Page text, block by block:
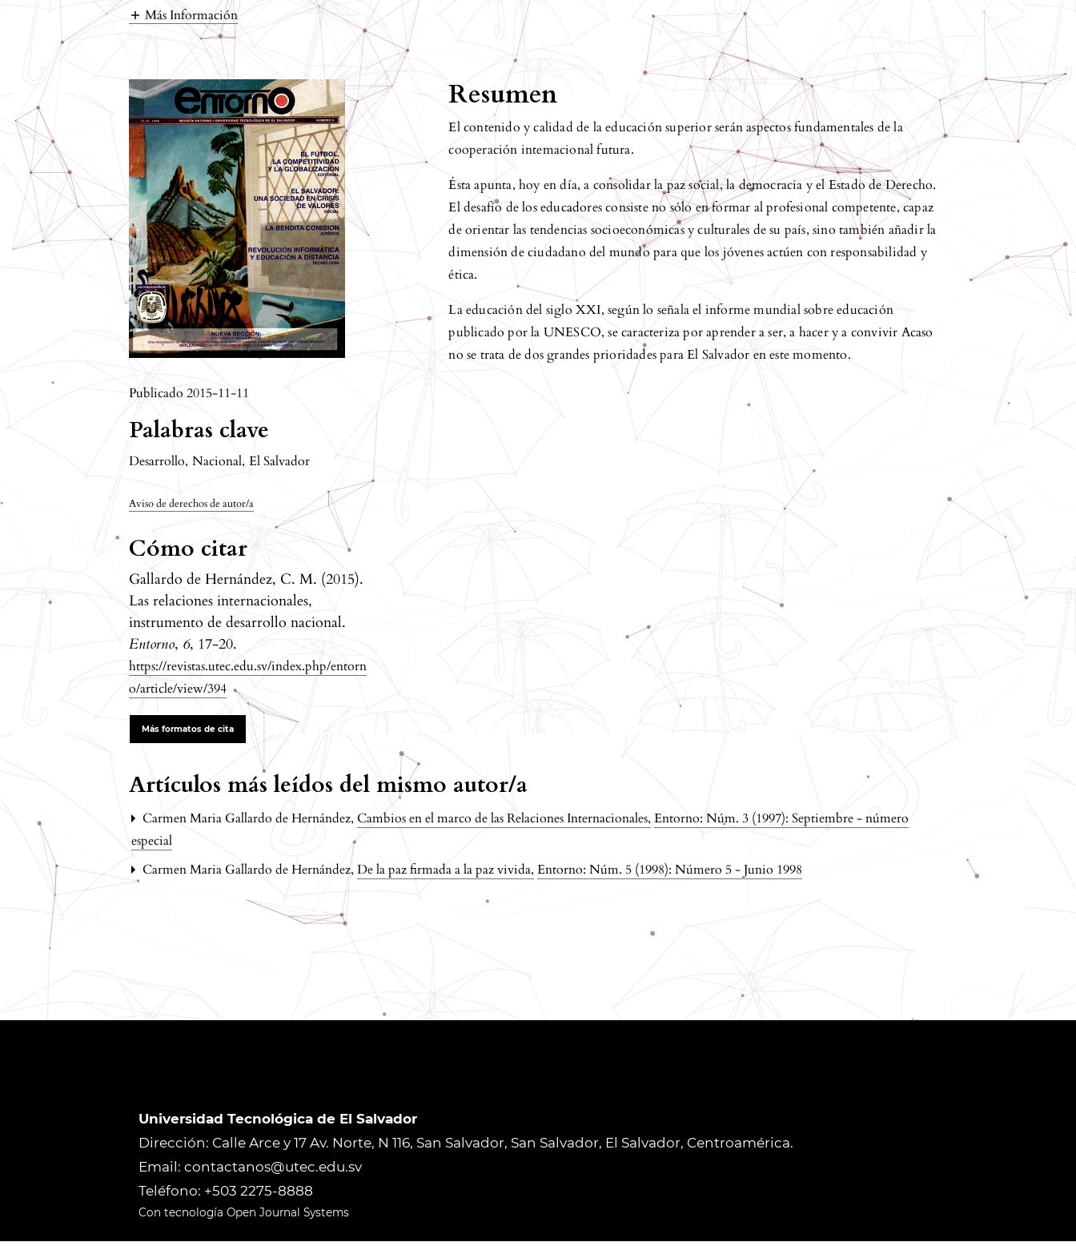
Más Información
Publicado 2015-11-11
Palabras clave
Desarrollo, Nacional, El Salvador
Aviso de derechos de autor/a
Cómo citar
Gallardo de Hernández, C. M. (2015).
Las relaciones internacionales,
instrumento de desarrollo nacional.
Entorno, 6, 17-20.
https://revistas.utec.edu.sv/index.php/entorn
o/article/view/394
Más formatos de cita
Resumen
El contenido y calidad de la educación superior serán aspectos fundamentales de la
cooperación intemacional futura.
Ésta apunta, hoy en día, a consolidar la paz social, la democracia y el Estado de Derecho.
El desafío de los educadores consiste no sólo en formar al profesional competente, capaz
de orientar las tendencias socioeconómicas y culturales de su país, sino también añadir la
dimensión de ciudadano del mundo para que los jóvenes actúen con responsabilidad y
ética.
La educación del siglo XXI, según lo señala el informe mundial sobre educación
publicado por la UNESCO, se caracteriza por aprender a ser, a hacer y a convivir Acaso
no se trata de dos grandes prioridades para El Salvador en este momento.
Artículos más leídos del mismo autor/a
Carmen Maria Gallardo de Hernández,Cambios en el marco de las Relaciones Internacionales,Entorno: Núm. 3 (1997): Septiembre - número
especial
Carmen Maria Gallardo de Hernández,De la paz firmada a la paz vivida,Entorno: Núm. 5 (1998): Número 5 - Junio 1998
Universidad Tecnológica de El Salvador
Dirección: Calle Arce y 17 Av. Norte, N 116, San Salvador, San Salvador, El Salvador, Centroamérica.
Email: contactanos@utec.edu.sv
Teléfono: +503 2275-8888
Con tecnología Open Journal Systems